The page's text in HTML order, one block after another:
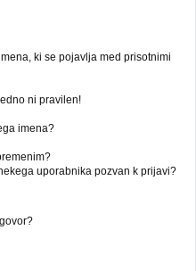
ki se pojavlja med prisotnimi
ni pravilen!
imena?
uporabnika pozvan k prijavi?